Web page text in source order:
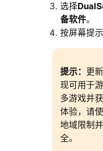
选择
备软件。
按屏幕提
提示： 更
现可用于
多游戏并
体验，请
地域限制
全。